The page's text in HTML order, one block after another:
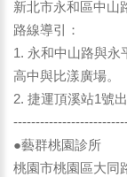
新北市永和區中山
路線導引：
1. 永和中山路與永
高中與比漾廣場。
2. 捷運頂溪站1號
●藝群桃園診所
桃園市桃園區大同